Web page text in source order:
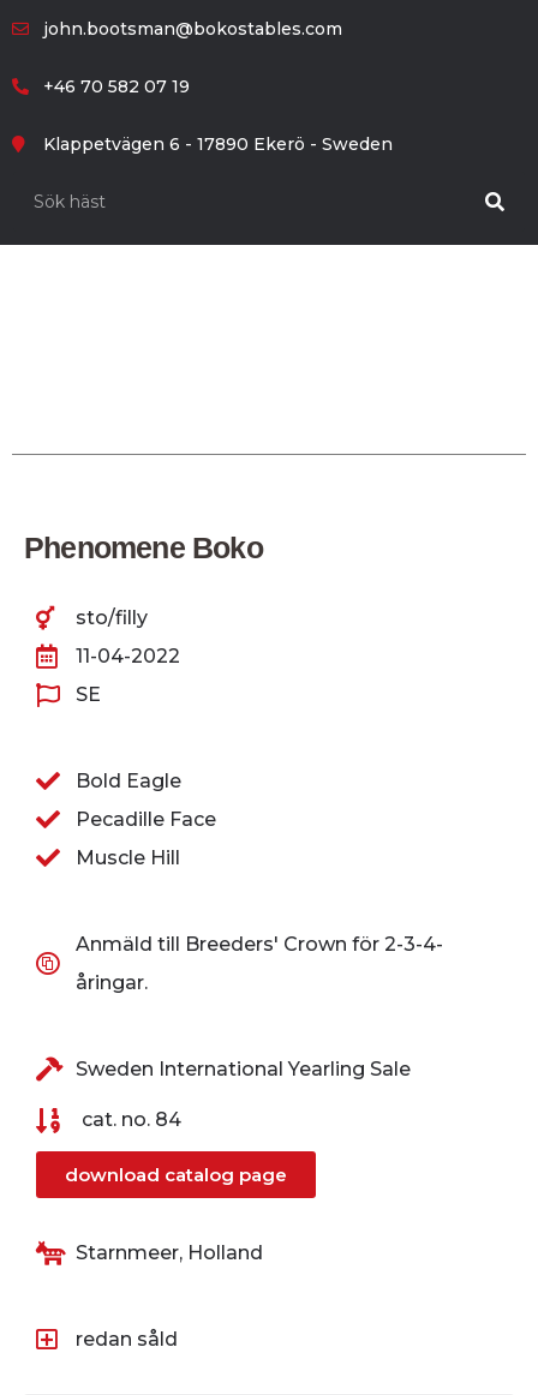
john.bootsman@bokostables.com
+46 70 582 07 19
Klappetvägen 6 - 17890 Ekerö - Sweden
Phenomene Boko
sto/filly
11-04-2022
SE
Bold Eagle
Pecadille Face
Muscle Hill
Anmäld till Breeders' Crown för 2-3-4-
åringar.
Sweden International Yearling Sale
cat. no. 84
download catalog page
Starnmeer, Holland
redan såld